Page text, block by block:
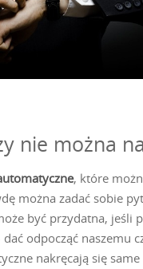
nie można
, które
można zadać sobie
być przydatna, jeśli
dać odpocząć naszemu
nakręcają się same